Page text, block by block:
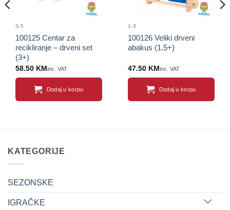
3-5
100125 Centar za
recikliranje – drveni set
(3+)
58.50 KM inc. VAT
Dodaj u korpu
1-3
100126 Veliki drveni
abakus (1.5+)
47.50 KM inc. VAT
Dodaj u korpu
KATEGORIJE
SEZONSKE
IGRAČKE